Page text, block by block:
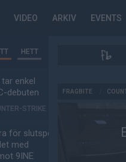
VIDEO ARKIV EVENTS
HETT
enkel
debuten
STRIKE
för slutspel
med
9INE
FRAGBITE